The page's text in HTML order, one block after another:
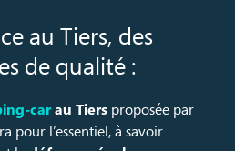
au Tiers, des
de qualité :
carau Tiers proposée par
pour l’essentiel, à savoir